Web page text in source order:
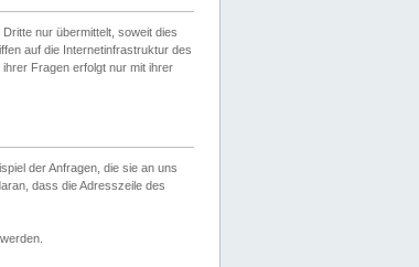
nur übermittelt, soweit dies
auf die Internetinfrastruktur des
Fragen erfolgt nur mit ihrer
der Anfragen, die sie an uns
dass die Adresszeile des